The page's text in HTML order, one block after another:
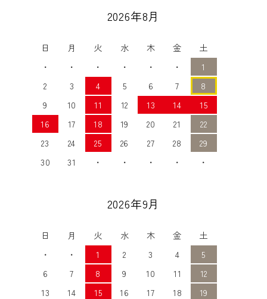
2026年8月
日 月 火 水 木 金
土
・
・ ・ ・ ・ ・
1
2
3 4 5 6 7
8
9
10 11 12 13 14
15
16
17 18 19 20 21
22
23
24 25 26 27 28
29
30
31 ・ ・ ・ ・ ・
2026年9月
日 月 火 水 木 金
土
・
・ 1 2 3 4
5
6
7 8 9 10 11
12
13
14 15 16 17 18
19